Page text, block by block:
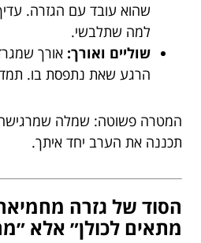
שהוא עובד עם הגזרה.
למה שתלבשי.
שוליים ואורך: אורך
הרגע שאת נתפסת בו.
המטרה פשוטה: שמלה שמרגישה
תכננה את הערב יחד איתך.
הסוד של גזרה
מתאים לכולן״ אלא